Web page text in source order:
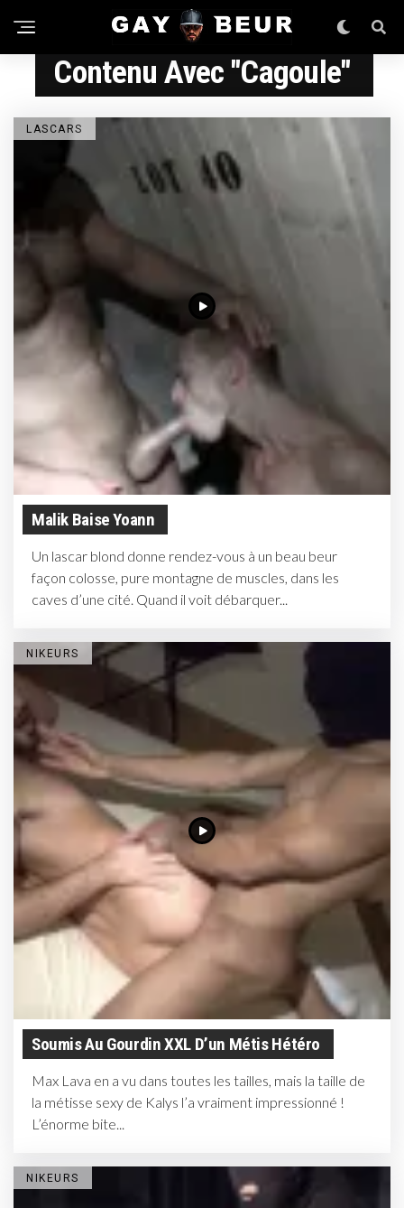
Contenu Avec "cagoule"
LASCARS
Malik Baise Yoann
Un lascar blond donne rendez-vous à un beau beur
façon colosse, pure montagne de muscles, dans les
caves d’une cité. Quand il voit débarquer...
NIKEURS
Soumis Au Gourdin XXL D’un Métis Hétéro
Max Lava en a vu dans toutes les tailles, mais la taille de
la métisse sexy de Kalys l’a vraiment impressionné !
L’énorme bite...
NIKEURS